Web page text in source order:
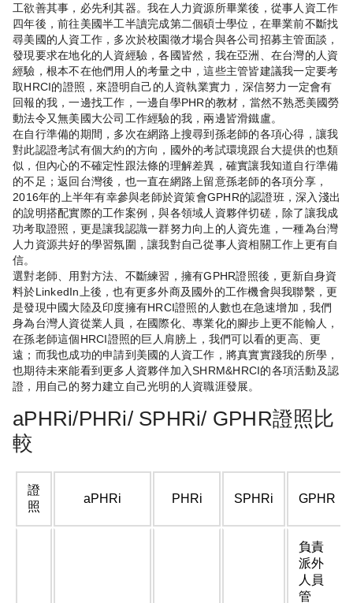
工欲善其事，必先利其器。我在人力資源所畢業後，從事人資工作
四年後，前往美國半工半讀完成第二個碩士學位，在畢業前不斷找
尋美國的人資工作，多次於校園徵才場合與各公司招募主管面談，
發現要求在地化的人資經驗，各國皆然，我在亞洲、在台灣的人資
經驗，根本不在他們用人的考量之中，這些主管皆建議我一定要考
取HRCI的證照，來證明自己的人資執業實力，深信努力一定會有
回報的我，一邊找工作，一邊自學PHR的教材，當然不熟悉美國勞
動法令又無美國大公司工作經驗的我，兩邊皆滑鐵盧。
在自行準備的期間，多次在網路上搜尋到孫老師的各項心得，讓我
對此認證考試有個大約的方向，國外的考試環境跟台大提供的也類
似，但內心的不確定性跟法條的理解差異，確實讓我知道自行準備
的不足；返回台灣後，也一直在網路上留意孫老師的各項分享，
2016年的上半年有幸參與老師於資策會GPHR的認證班，深入淺出
的說明搭配實際的工作案例，與各領域人資夥伴切磋，除了讓我成
功考取證照，更是讓我認識一群努力向上的人資先進，一種為台灣
人力資源共好的學習氛圍，讓我對自己從事人資相關工作上更有自
信。
選對老師、用對方法、不斷練習，擁有GPHR證照後，更新自身資
料於LinkedIn上後，也有更多外商及國外的工作機會與我聯繫，更
是發現中國大陸及印度擁有HRCI證照的人數也在急速增加，我們
身為台灣人資從業人員，在國際化、專業化的腳步上更不能輸人，
在孫老師這個HRCI證照的巨人肩膀上，我們可以看的更高、更
遠；而我也成功的申請到美國的人資工作，將真實實踐我的所學，
也期待未來能看到更多人資夥伴加入SHRM&HRCI的各項活動及認
證，用自己的努力建立自己光明的人資職涯發展。
aPHRi/PHRi/ SPHRi/ GPHR證照比
較
證
照
aPHRi PHRi SPHRi GPHR
負責
派外
人員
管